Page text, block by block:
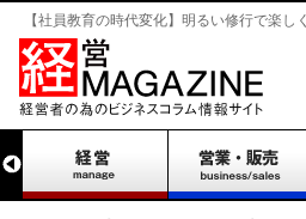
【社員教育の時代変化】明るい修行で楽